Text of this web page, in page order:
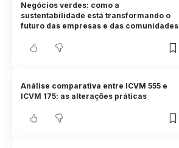
Negócios verdes: como a
sustentabilidade está transformando o
futuro das empresas e das comunidades
Análise comparativa entre ICVM 555 e
ICVM 175: as alterações práticas